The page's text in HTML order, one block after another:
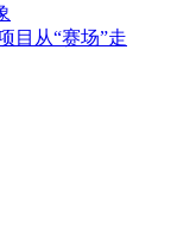
目从“赛场”走